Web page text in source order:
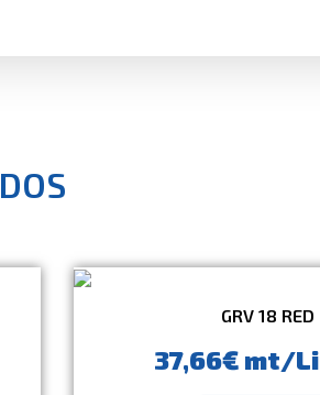
GRV 18 RED
37,66€ mt/